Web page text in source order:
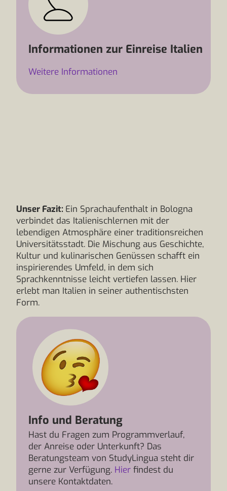
Informationen zur Einreise Italien
Weitere Informationen
Unser Fazit: Ein Sprachaufenthalt in Bologna
verbindet das Italienischlernen mit der
lebendigen Atmosphäre einer traditionsreichen
Universitätsstadt. Die Mischung aus Geschichte,
Kultur und kulinarischen Genüssen schafft ein
inspirierendes Umfeld, in dem sich
Sprachkenntnisse leicht vertiefen lassen. Hier
erlebt man Italien in seiner authentischsten
Form.
Info und Beratung
Hast du Fragen zum Programmverlauf,
der Anreise oder Unterkunft? Das
Beratungsteam von StudyLingua steht dir
gerne zur Verfügung. Hier findest du
unsere Kontaktdaten.